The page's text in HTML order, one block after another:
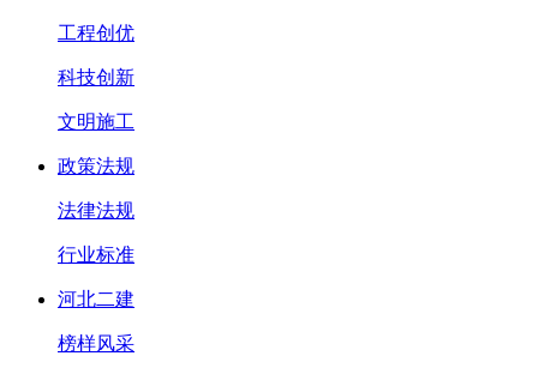
工程创优
科技创新
文明施工
政策法规
法律法规
行业标准
河北二建
榜样风采